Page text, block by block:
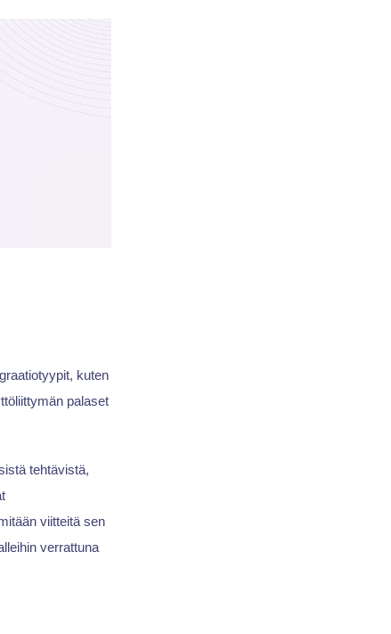
kuten
palaset
tehtävistä,
viitteitä sen
verrattuna